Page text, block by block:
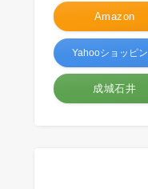
Amazon
Yahooショッピ
成城石井